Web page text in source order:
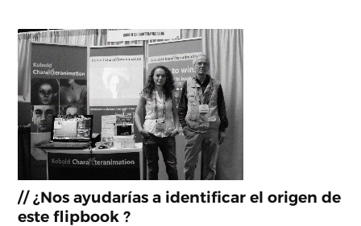
// ¿Nos ayudarías a identificar el origen de
este flipbook ?